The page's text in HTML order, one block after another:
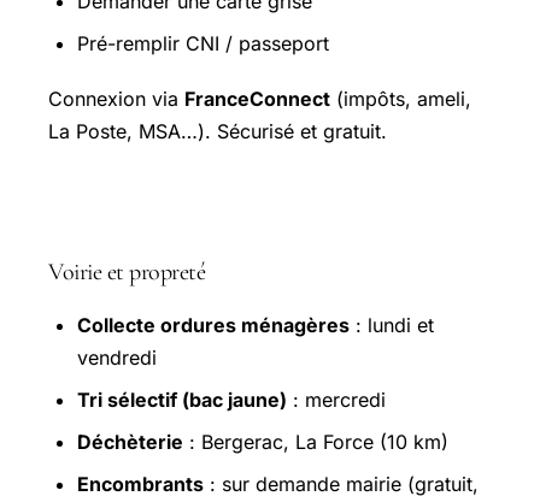
Pré-remplir CNI / passeport
Connexion via FranceConnect (impôts, ameli,
La Poste, MSA…). Sécurisé et gratuit.
Voirie et propreté
Collecte ordures ménagères : lundi et
vendredi
Tri sélectif (bac jaune) : mercredi
Déchèterie : Bergerac, La Force (10 km)
Encombrants : sur demande mairie (gratuit,